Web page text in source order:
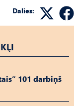
Dalies:
101 darbiņš